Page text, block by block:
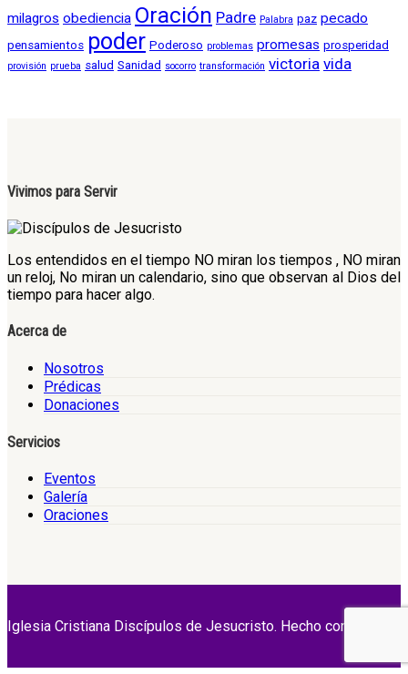
milagros obediencia Oración Padre Palabra paz pecado
pensamientos poder Poderoso problemas promesas prosperidad
provisión prueba salud Sanidad socorro transformación victoria vida
Vivimos para Servir
Los entendidos en el tiempo NO miran los tiempos , NO miran
un reloj, No miran un calendario, sino que observan al Dios del
tiempo para hacer algo.
Acerca de
Nosotros
Prédicas
Donaciones
Servicios
Eventos
Galería
Oraciones
Iglesia Cristiana Discípulos de Jesucristo. Hecho con Amor.